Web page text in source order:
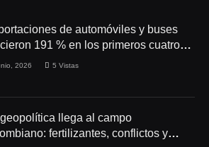
de automóviles y buses
191 % en los primeros cuatro
de 2026
2026 5 Vistas
geopolítica llega al campo
fertilizantes, conflictos y